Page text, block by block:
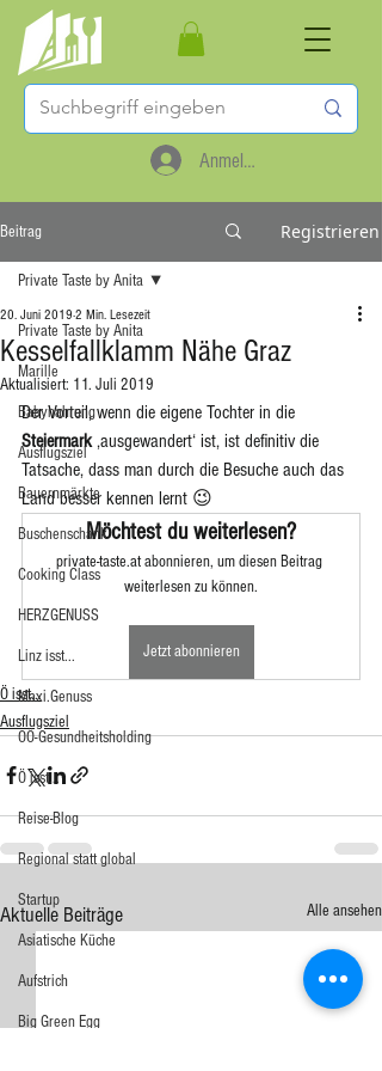
Anmelden
Beitrag Registrieren
Private Taste by Anita
Marille
Babynahrung
Ausflugsziel
Bauernmärkte
Buschenschank
Cooking Class
HERZGENUSS
Linz isst...
Maxi.Genuss
OÖ-Gesundheitsholding
Ö isst...
Reise-Blog
Regional statt global
Startup
Asiatische Küche
Aufstrich
Big Green Egg
Private Taste by Anita
Kesselfallklamm Nähe Graz
20. Juni 2019 2 Min. Lesezeit
Aktualisiert: 11. Juli 2019
Der Vorteil, wenn die eigene Tochter in die
Steiermark ‚ausgewandert‘ ist, ist definitiv die
Tatsache, dass man durch die Besuche auch das
Land besser kennen lernt 😉
Möchtest du weiterlesen?
private-taste.at abonnieren, um diesen Beitrag
weiterlesen zu können.
Jetzt abonnieren
Ö isst...
Ausflugsziel
Aktuelle Beiträge Alle ansehen